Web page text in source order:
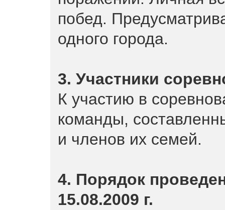
побед.
одного города.
3. Участники
К участию в
команды,
и членов их семей.
4. Порядок
15.08.2009 г.